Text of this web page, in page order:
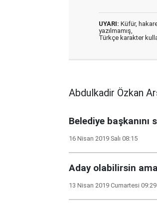
UYARI: Küfür,
yazılmamış,
Türkçe karakter
Abdulkadir Özkan
Belediye
16 Nisan 2019 Salı 08:15
Aday olabilirsin
13 Nisan 2019 Cumartesi 09:29